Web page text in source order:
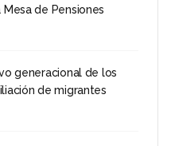
de Pensiones
generacional de los
de migrantes